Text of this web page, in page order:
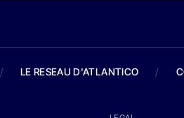
/ LE RESEAU D'ATLANTICO /